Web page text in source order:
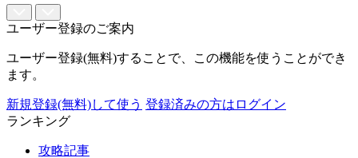
ユーザー登録のご案内
ユーザー登録(無料)することで、この機能を使うことができ
ます。
新規登録(無料)して使う 登録済みの方はログイン
ランキング
攻略記事